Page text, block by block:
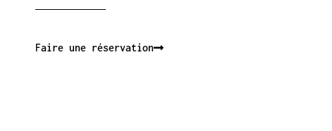
Faire une réservation